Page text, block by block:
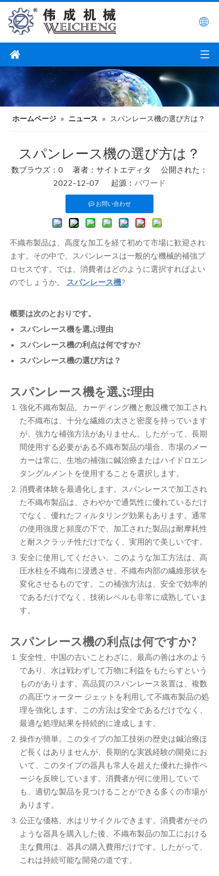
ホームページ » ニュース » スパンレース機の選び方は？
スパンレース機の選び方は？
数ブラウズ： 0 著者：サイトエディタ 公開された：
2022-12-07 起源： パワード
お問い合わせ
不織布製品は、高度な加工を経て初めて市場に歓迎され
ます。その中で、スパンレースは一般的な機械的補強プ
ロセスです。では、消費者はどのように選択すればよい
のでしょうか。 スパンレース機?
概要は次のとおりです。
スパンレース機を選ぶ理由
スパンレース機の利点は何ですか?
スパンレース機の選び方は？
スパンレース機を選ぶ理由
強化不織布製品。カーディング機と敷設機で加工され
た不織布は、十分な繊維の太さと密度を持っています
が、強力な補強方法がありません。したがって、長期
間使用する必要がある不織布製品の場合、市場のメー
カーは常に、生地の補強に鍼治療またはハイドロエン
タングルメントを使用することを選択します。
消費者体験を最適化します。スパンレースで加工され
た不織布製品は、さわやかで通気性に優れているだけ
でなく、優れたフィルタリング効果もあります。通常
の使用強度と頻度の下で、加工された製品は耐摩耗性
と耐スクラッチ性だけでなく、実用的で美しいです。
安全に使用してください。このような加工方法は、高
圧水柱を不織布に浸透させ、不織布内部の繊維形状を
変化させるものです。この補強方法は、安全で効率的
であるだけでなく、技術レベルも非常に成熟していま
す。
スパンレース機の利点は何ですか?
安全性。中国の古いことわざに、最高の善は水のよう
であり、水は戦わずして万物に利益をもたらすという
ものがあります。高品質のスパンレース装置は、複数
の高圧ウォーター ジェットを利用して不織布製品の処
理を強化します。この方法は安全であるだけでなく、
最適な処理結果を持続的に達成します。
操作が簡単。このタイプの加工技術の歴史は鍼治療ほ
ど長くはありませんが、長期的な実践経験の開発にお
いて、このタイプの器具も常人を超えた優れた操作ペ
ージを反映しています。消費者が何に使用していて
も、適切な製品を見つけることができる多くの市場が
あります。
公正な価格。水はリサイクルできます。消費者がその
ような器具を購入した後、不織布製品の加工における
主な費用は、器具の購入費用だけです。したがって、
これは持続可能な開発の道です。